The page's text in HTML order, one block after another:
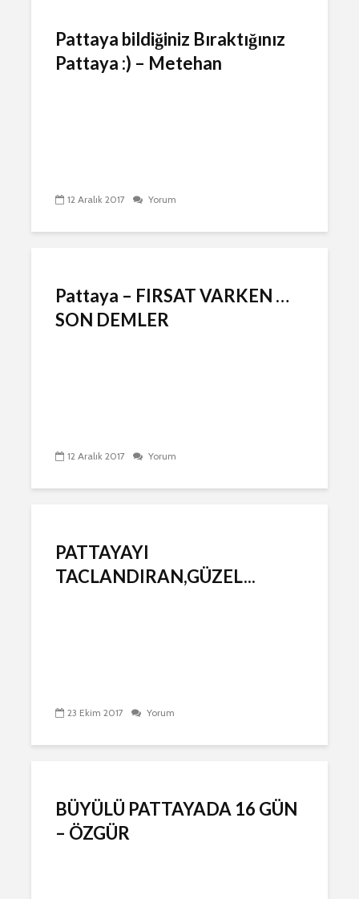
Pattaya bildiğiniz Bıraktığınız
Pattaya :) – Metehan
12 Aralık 2017 Yorum
Pattaya – FIRSAT VARKEN …
SON DEMLER
12 Aralık 2017 Yorum
PATTAYAYI
TACLANDIRAN,GÜZEL...
23 Ekim 2017 Yorum
BÜYÜLÜ PATTAYADA 16 GÜN
– ÖZGÜR